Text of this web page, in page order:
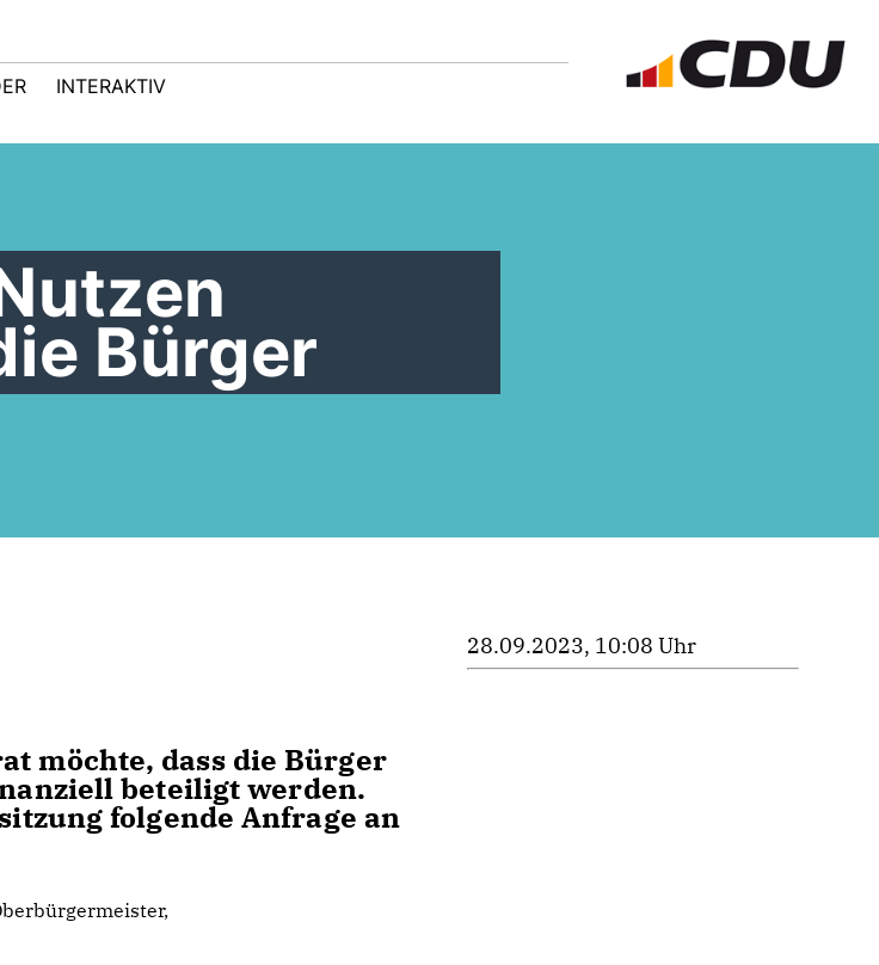
INTERAKTIV
Bürger
möchte, dass die Bürger
beteiligt werden.
folgende Anfrage an
28.09.2023, 10:08 Uhr